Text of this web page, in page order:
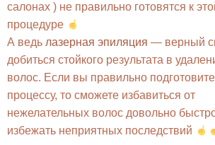
салонах ) не правильно готовятся к
процедуре
А ведь лазерная эпиляция — верный
добиться стойкого результата в
волос. Если вы правильно
процессу, то сможете избавиться от
нежелательных волос довольно
избежать неприятных последствий